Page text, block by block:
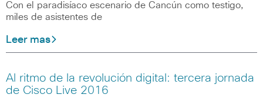
Con el paradisíaco escenario de Cancún como testigo,
miles de asistentes de
Leer mas
Al ritmo de la revolución digital: tercera jornada
de Cisco Live 2016